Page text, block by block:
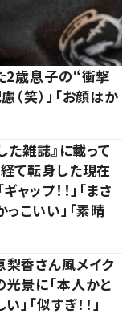
2歳息子の“衝撃
笑）」「お顔はか
雑誌』に載って
て転身した現在
ップ！！」「まさ
こいい」「素晴
香さん風メイク
景に「本人かと
」「似すぎ！！」